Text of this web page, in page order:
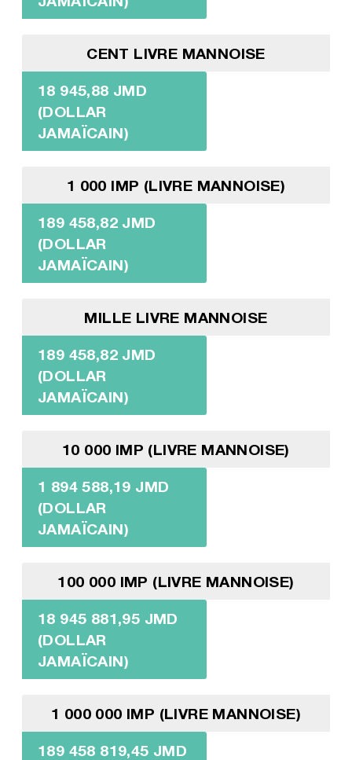
CENT LIVRE MANNOISE
18 945,88 JMD
(DOLLAR
JAMAÏCAIN)
1 000 IMP (LIVRE MANNOISE)
189 458,82 JMD
(DOLLAR
JAMAÏCAIN)
MILLE LIVRE MANNOISE
189 458,82 JMD
(DOLLAR
JAMAÏCAIN)
10 000 IMP (LIVRE MANNOISE)
1 894 588,19 JMD
(DOLLAR
JAMAÏCAIN)
100 000 IMP (LIVRE MANNOISE)
18 945 881,95 JMD
(DOLLAR
JAMAÏCAIN)
1 000 000 IMP (LIVRE MANNOISE)
189 458 819,45 JMD